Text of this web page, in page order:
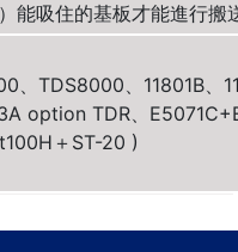
能吸住的基板才能進行
、TDS8000、11801B、
option TDR、
＋ST-20 )